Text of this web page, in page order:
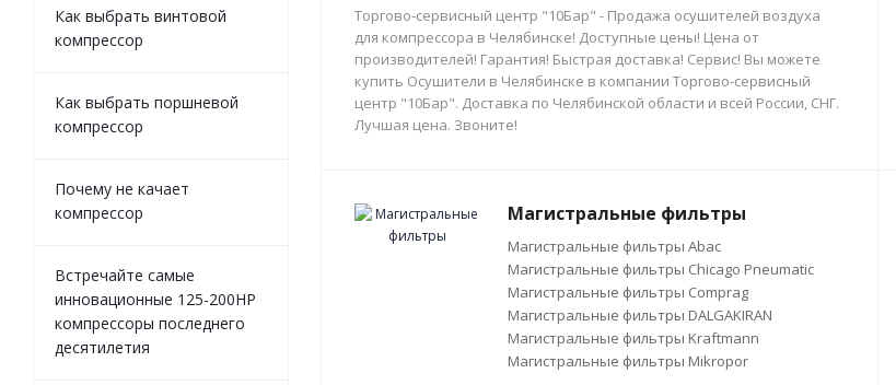
Торгово-сервисный центр "10Бар" - Продажа осушителей воздуха
для компрессора в Челябинске! Доступные цены! Цена от
производителей! Гарантия! Быстрая доставка! Сервис! Вы можете
купить Осушители в Челябинске в компании Торгово-сервисный
центр "10Бар". Доставка по Челябинской области и всей России, СНГ.
Лучшая цена. Звоните!
Магистральные фильтры
Магистральные фильтры Abac
Магистральные фильтры Chicago Pneumatic
Магистральные фильтры Comprag
Магистральные фильтры DALGAKIRAN
Магистральные фильтры Kraftmann
Магистральные фильтры Mikropor
Как выбрать винтовой
компрессор
Как выбрать поршневой
компрессор
Почему не качает
компрессор
Встречайте самые
инновационные 125-200HP
компрессоры последнего
десятилетия